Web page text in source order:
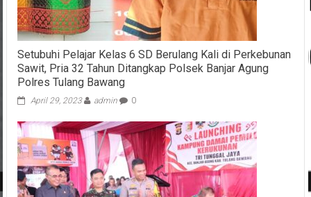
Setubuhi Pelajar Kelas 6 SD Berulang Kali di Perkebunan
Sawit, Pria 32 Tahun Ditangkap Polsek Banjar Agung
Polres Tulang Bawang
April 29, 2023 admin